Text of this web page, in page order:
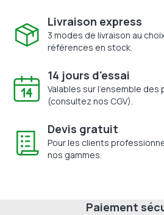
Livraison express
3 modes de livraison au
références en stock.
14 jours d'essai
Valables sur l'ensemble
(consultez nos CGV).
Devis gratuit
Pour les clients
nos gammes.
Paiement